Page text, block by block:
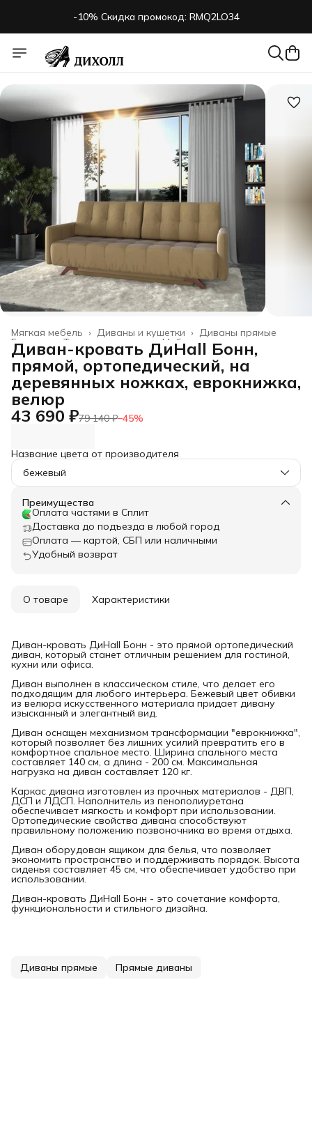
-10% Скидка промокод: RMQ2LO34
Диваны прямые
Диваны и кушетки ›
Мягкая мебель ›
Мебель ›
Товары для дома ›
Главная
Диван-кровать ДиHall Бонн,
прямой, ортопедический, на
деревянных ножках, еврокнижка,
велюр
43 690 ₽79 140 ₽−45%
Название цвета от производителя
бежевый
Преимущества
Оплата частями в Сплит
Доставка до подъезда в любой город
Оплата — картой, СБП или наличными
Удобный возврат
О товаре Характеристики
Диван-кровать ДиHall Бонн - это прямой ортопедический
диван, который станет отличным решением для гостиной,
кухни или офиса.
Диван выполнен в классическом стиле, что делает его
подходящим для любого интерьера. Бежевый цвет обивки
из велюра искусственного материала придает дивану
изысканный и элегантный вид.
Диван оснащен механизмом трансформации "еврокнижка",
который позволяет без лишних усилий превратить его в
комфортное спальное место. Ширина спального места
составляет 140 см, а длина - 200 см. Максимальная
нагрузка на диван составляет 120 кг.
Каркас дивана изготовлен из прочных материалов - ДВП,
ДСП и ЛДСП. Наполнитель из пенополиуретана
обеспечивает мягкость и комфорт при использовании.
Ортопедические свойства дивана способствуют
правильному положению позвоночника во время отдыха.
Диван оборудован ящиком для белья, что позволяет
экономить пространство и поддерживать порядок. Высота
сиденья составляет 45 см, что обеспечивает удобство при
использовании.
Диван-кровать ДиHall Бонн - это сочетание комфорта,
функциональности и стильного дизайна.
Диваны прямые Прямые диваны